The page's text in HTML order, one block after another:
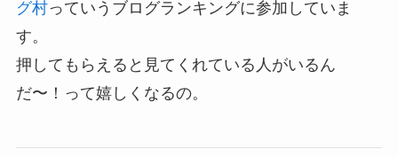
グ村っていうブログランキングに参加していま
す。
押してもらえると 見てくれている人がいるん
だ〜！ って嬉しくなるの。